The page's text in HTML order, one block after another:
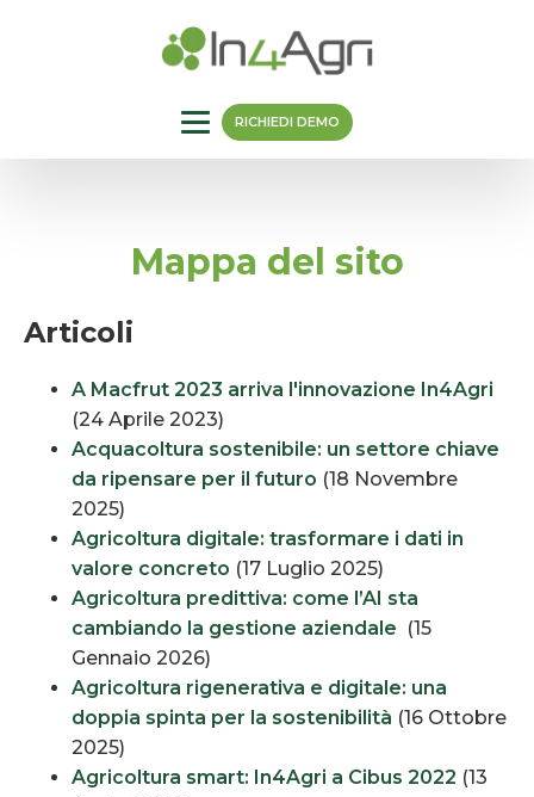
RICHIEDI DEMO
Mappa del sito
Articoli
A Macfrut 2023 arriva l'innovazione In4Agri
(24 Aprile 2023)
Acquacoltura sostenibile: un settore chiave
da ripensare per il futuro (18 Novembre
2025)
Agricoltura digitale: trasformare i dati in
valore concreto (17 Luglio 2025)
Agricoltura predittiva: come l’AI sta
cambiando la gestione aziendale (15
Gennaio 2026)
Agricoltura rigenerativa e digitale: una
doppia spinta per la sostenibilità (16 Ottobre
2025)
Agricoltura smart: In4Agri a Cibus 2022 (13